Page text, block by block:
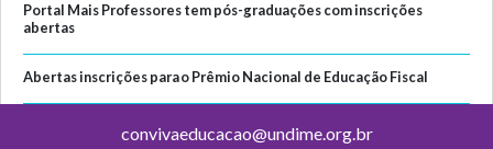
Portal Mais Professores tem pós-graduações com inscrições
abertas
Abertas inscrições para o Prêmio Nacional de Educação Fiscal
convivaeducacao@undime.org.br